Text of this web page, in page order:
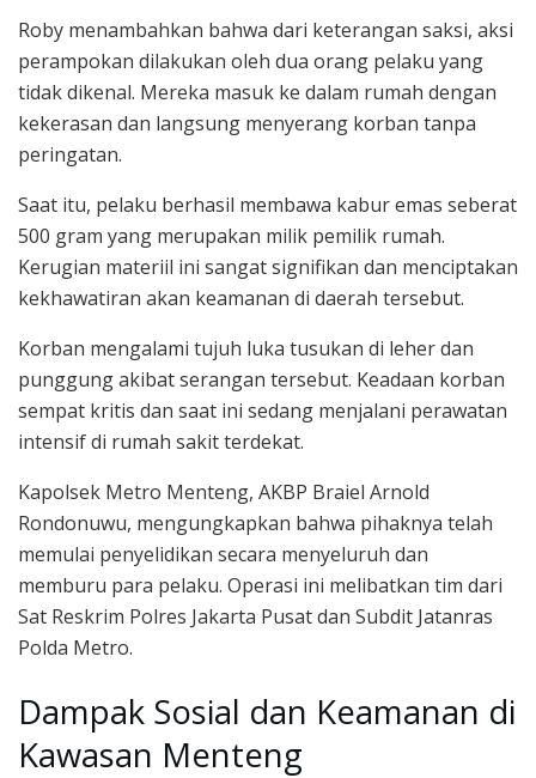
Roby menambahkan bahwa dari keterangan saksi, aksi
perampokan dilakukan oleh dua orang pelaku yang
tidak dikenal. Mereka masuk ke dalam rumah dengan
kekerasan dan langsung menyerang korban tanpa
peringatan.
Saat itu, pelaku berhasil membawa kabur emas seberat
500 gram yang merupakan milik pemilik rumah.
Kerugian materiil ini sangat signifikan dan menciptakan
kekhawatiran akan keamanan di daerah tersebut.
Korban mengalami tujuh luka tusukan di leher dan
punggung akibat serangan tersebut. Keadaan korban
sempat kritis dan saat ini sedang menjalani perawatan
intensif di rumah sakit terdekat.
Kapolsek Metro Menteng, AKBP Braiel Arnold
Rondonuwu, mengungkapkan bahwa pihaknya telah
memulai penyelidikan secara menyeluruh dan
memburu para pelaku. Operasi ini melibatkan tim dari
Sat Reskrim Polres Jakarta Pusat dan Subdit Jatanras
Polda Metro.
Dampak Sosial dan Keamanan di
Kawasan Menteng